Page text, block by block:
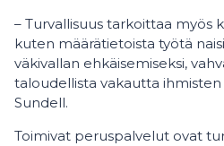
– Turvallisuus tarkoittaa myös
kuten määrätietoista työtä
väkivallan ehkäisemiseksi,
taloudellista vakautta ihmisten
Sundell.
Toimivat peruspalvelut ovat